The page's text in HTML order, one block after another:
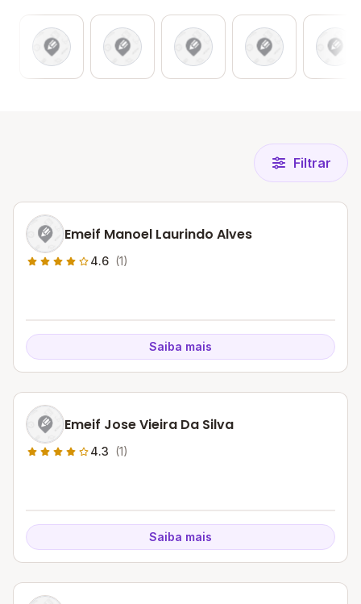
Filtrar
Emeif Manoel Laurindo Alves
4.6 (1)
Saiba mais
Emeif Jose Vieira Da Silva
4.3 (1)
Saiba mais